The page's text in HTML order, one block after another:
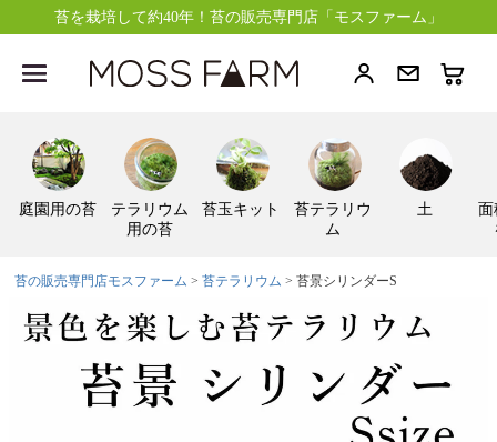
苔を栽培して約40年！苔の販売専門店「モスファーム」
庭園用の苔
テラリウム
用の苔
苔玉キット
苔テラリウ
ム
土
苔の販売専門店モスファーム 苔テラリウム 苔景シリンダーS